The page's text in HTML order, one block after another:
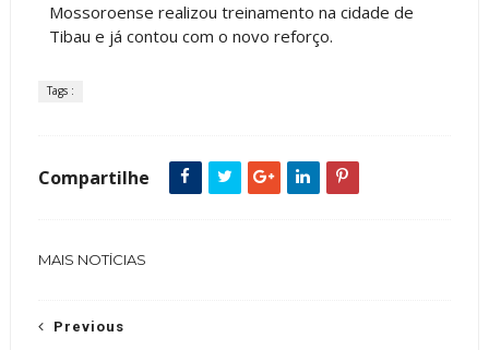
Mossoroense realizou treinamento na cidade de
Tibau e já contou com o novo reforço.
Tags :
Compartilhe
MAIS NOTÍCIAS
Previous